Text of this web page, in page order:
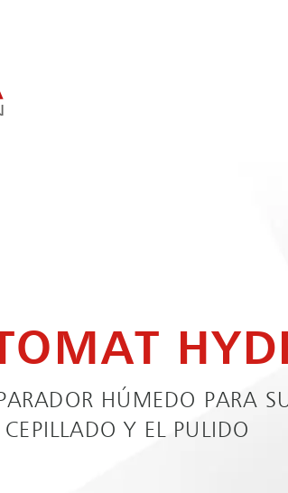
HÚMEDO PARA
CEPILLADO Y EL PULIDO